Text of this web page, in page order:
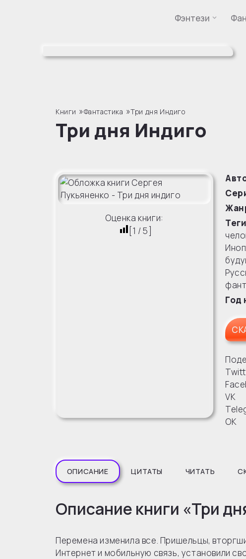
Фэнтези
Книги »Фантастика »Три дня Индиго
Три дня Индиго
Оценка книги:
1 /5
Год
VK
OK
ОПИСАНИЕ
Описание книги «Три
Перемена изменила все. Пришельцы,
Интернет и мобильную связь, установили
ЦИТАТЫ ЧИТАТЬ